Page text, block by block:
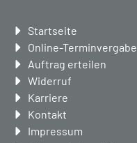
Navigation
überspringen
Startseite
Online-Terminvergabe
Auftrag erteilen
Widerruf
Karriere
Kontakt
Impressum